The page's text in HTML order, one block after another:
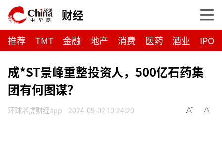
财经
推荐 TMT 金融 地产 消费 医药 酒业 IPO
成*ST景峰重整投资人，500亿石药集
团有何图谋？
环球老虎财经app 2024-09-02 10:24:20